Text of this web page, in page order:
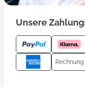
Unsere
Rechnung